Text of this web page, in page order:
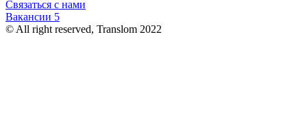
Связаться с нами
Вакансии 5
© All right reserved, Translom 2022